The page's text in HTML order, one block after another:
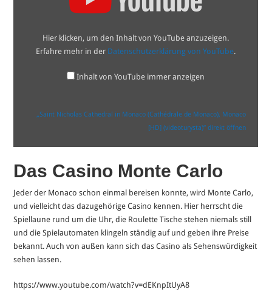
Monaco),
Monaco
Hier klicken, um den Inhalt von YouTube anzuzeigen.
Erfahre mehr in der Datenschutzerklärung von YouTube.
Inhalt von YouTube immer anzeigen
„Saint Nicholas Cathedral in Monaco (Cathédrale de Monaco), Monaco
[HD] (videoturysta)“ direkt öffnen
Das Casino Monte Carlo
Jeder der Monaco schon einmal bereisen konnte, wird Monte Carlo,
und vielleicht das dazugehörige Casino kennen. Hier herrscht die
Spiellaune rund um die Uhr, die Roulette Tische stehen niemals still
und die Spielautomaten klingeln ständig auf und geben ihre Preise
bekannt. Auch von außen kann sich das Casino als Sehenswürdigkeit
sehen lassen.
https://www.youtube.com/watch?v=dEKnpItUyA8